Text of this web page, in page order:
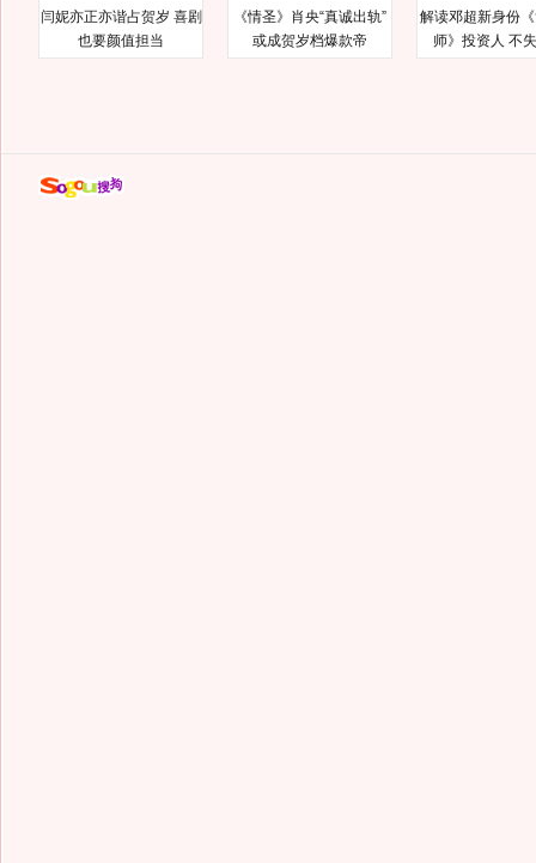
闫妮亦正亦谐占贺岁 喜剧
也要颜值担当
《情圣》肖央“真诚出轨”
或成贺岁档爆款帝
解读邓超新身份
师》投资人 不